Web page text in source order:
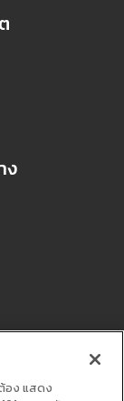
ง
อง แสดง